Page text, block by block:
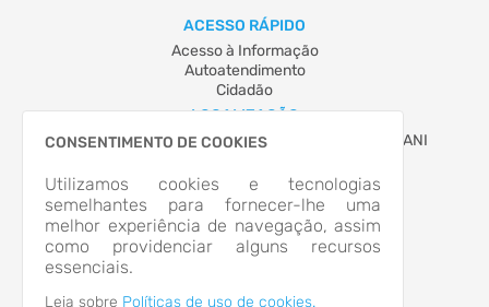
CONSENTIMENTO DE COOKIES
Utilizamos cookies e tecnologias
semelhantes para fornecer-lhe uma
melhor experiência de navegação, assim
como providenciar alguns recursos
essenciais.
Leia sobre Políticas de uso de cookies.
ACESSO RÁPIDO
Acesso à Informação
Autoatendimento
Cidadão
LOCALIZAÇÃO
AVENIDA HILZA TEREZINHA PAGANI, Nº 280, PAGANI
CEP: 88.132-900
Abrir no Mapa
CONTATOS
(48) 3220-0300
atendimento@palhoca.sc.gov.br
HORÁRIO DE ATENDIMENTO